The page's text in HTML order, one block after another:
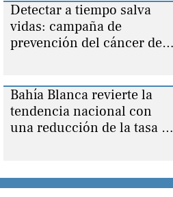
Detectar a tiempo salva
vidas: campaña de
prevención del cáncer de
Bahía Blanca revierte la
tendencia nacional con
una reducción de la tasa de